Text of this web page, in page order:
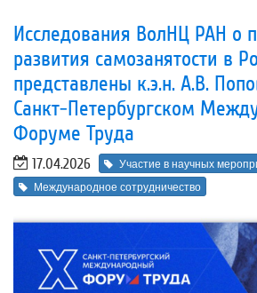
Исследования ВолНЦ РАН о
развития самозанятости в
представлены к.э.н. А.В.
Санкт-Петербургском
Форуме Труда
17.04.2026
Участие в научных
Международное сотрудничество